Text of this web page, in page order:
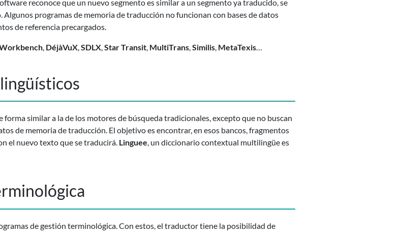
reconoce que un nuevo segmento es similar a un segmento ya traducido, se
programas de memoria de traducción no funcionan con bases de datos
de referencia precargados.
, DéjàVuX,SDLX,Star Transit, MultiTrans,Similis, MetaTexis…
similar a la de los motores de búsqueda tradicionales, excepto que no buscan
de memoria de traducción. El objetivo es encontrar, en esos bancos, fragmentos
el nuevo texto que se traducirá. Linguee, un diccionario contextual multilingüe es
de gestión terminológica. Con estos, el traductor tiene la posibilidad de